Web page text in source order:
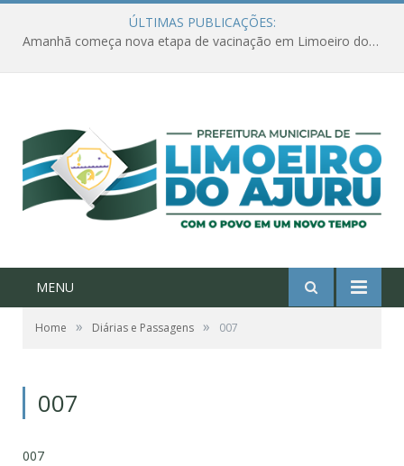
ÚLTIMAS PUBLICAÇÕES:
Amanhã começa nova etapa de vacinação em Limoeiro do Ajuru para idosos com 65 ou mais
MENU
Home » Diárias e Passagens » 007
007
007